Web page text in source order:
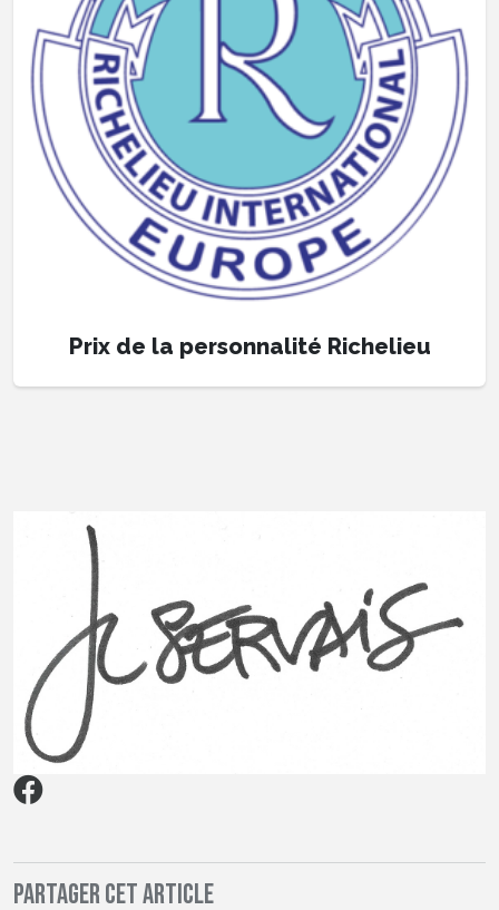
Prix de la personnalité Richelieu
Partager cet article